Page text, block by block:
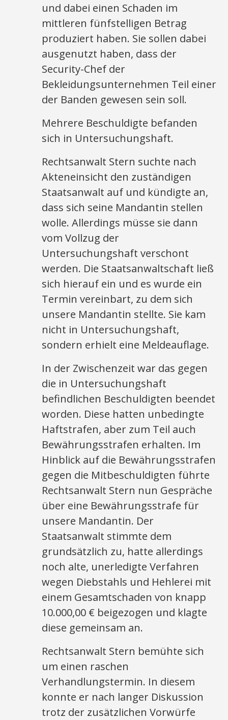
und dabei einen Schaden im
mittleren fünfstelligen Betrag
produziert haben. Sie sollen dabei
ausgenutzt haben, dass der
Security-Chef der
Bekleidungsunternehmen Teil einer
der Banden gewesen sein soll.
Mehrere Beschuldigte befanden
sich in Untersuchungshaft.
Rechtsanwalt Stern suchte nach
Akteneinsicht den zuständigen
Staatsanwalt auf und kündigte an,
dass sich seine Mandantin stellen
wolle. Allerdings müsse sie dann
vom Vollzug der
Untersuchungshaft verschont
werden. Die Staatsanwaltschaft ließ
sich hierauf ein und es wurde ein
Termin vereinbart, zu dem sich
unsere Mandantin stellte. Sie kam
nicht in Untersuchungshaft,
sondern erhielt eine Meldeauflage.
In der Zwischenzeit war das gegen
die in Untersuchungshaft
befindlichen Beschuldigten beendet
worden. Diese hatten unbedingte
Haftstrafen, aber zum Teil auch
Bewährungsstrafen erhalten. Im
Hinblick auf die Bewährungsstrafen
gegen die Mitbeschuldigten führte
Rechtsanwalt Stern nun Gespräche
über eine Bewährungsstrafe für
unsere Mandantin. Der
Staatsanwalt stimmte dem
grundsätzlich zu, hatte allerdings
noch alte, unerledigte Verfahren
wegen Diebstahls und Hehlerei mit
einem Gesamtschaden von knapp
10.000,00 € beigezogen und klagte
diese gemeinsam an.
Rechtsanwalt Stern bemühte sich
um einen raschen
Verhandlungstermin. In diesem
konnte er nach langer Diskussion
trotz der zusätzlichen Vorwürfe